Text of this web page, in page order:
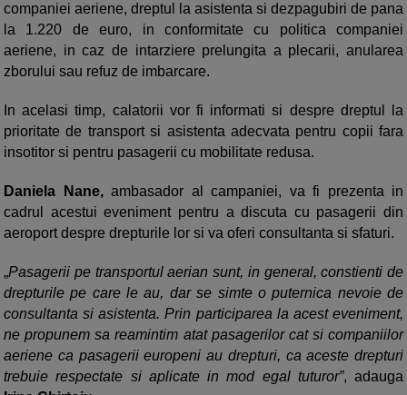
companiei aeriene, dreptul la asistenta si dezpagubiri de pana
la 1.220 de euro, in conformitate cu politica companiei
aeriene, in caz de intarziere prelungita a plecarii, anularea
zborului sau refuz de imbarcare.
In acelasi timp, calatorii vor fi informati si despre dreptul la
prioritate de transport si asistenta adecvata pentru copii fara
insotitor si pentru pasagerii cu mobilitate redusa.
Daniela Nane,ambasador al campaniei, va fi prezenta in
cadrul acestui eveniment pentru a discuta cu pasagerii din
aeroport despre drepturile lor si va oferi consultanta si sfaturi.
„Pasagerii pe transportul aerian sunt, in general, constienti de
drepturile pe care le au, dar se simte o puternica nevoie de
consultanta si asistenta. Prin participarea la acest eveniment,
ne propunem sa reamintim atat pasagerilor cat si companiilor
aeriene ca pasagerii europeni au drepturi, ca aceste drepturi
trebuie respectate si aplicate in mod egal tuturor”, adauga